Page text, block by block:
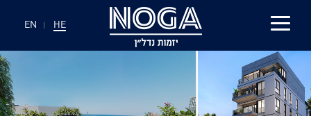
EN | HE